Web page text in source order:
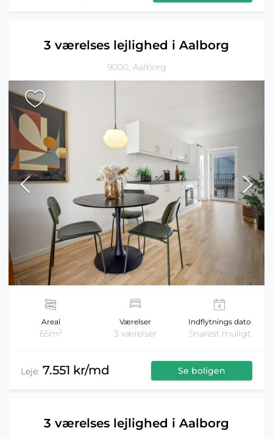
3 værelses lejlighed i Aalborg
9000, Aalborg
Areal
65m2
Værelser
3 værelser
Indflytnings dato
Snarest muligt
Leje: 7.551 kr/md Se boligen
3 værelses lejlighed i Aalborg